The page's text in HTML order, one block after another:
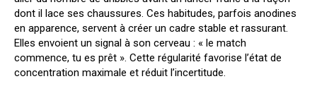
dont il lace ses chaussures. Ces habitudes, parfois anodines
en apparence, servent à créer un cadre stable et rassurant.
Elles envoient un signal à son cerveau : « le match
commence, tu es prêt ». Cette régularité favorise l’état de
concentration maximale et réduit l’incertitude.